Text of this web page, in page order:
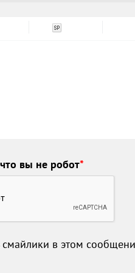
вы не робот*
смайлики в этом